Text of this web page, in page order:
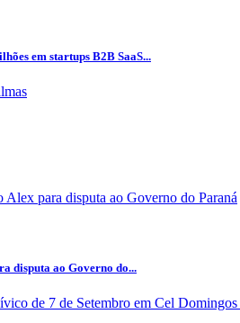
em startups B2B SaaS...
disputa ao Governo do...